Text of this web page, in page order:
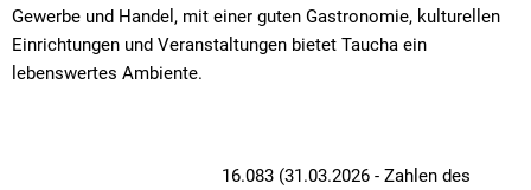
Gewerbe und Handel, mit einer guten Gastronomie, kulturellen
Einrichtungen und Veranstaltungen bietet Taucha ein
lebenswertes Ambiente.
16.083 (31.03.2026 - Zahlen des